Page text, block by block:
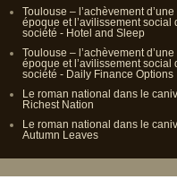
Toulouse – l’achèvement d’une
époque et l’avilissement social
société - Hotel and Sleep
Toulouse – l’achèvement d’une
époque et l’avilissement social
société - Daily Finance Options
Le roman national dans le
Richest Nation
Le roman national dans le
Autumn Leaves